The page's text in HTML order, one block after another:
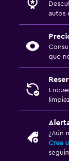
autos
que
¿Aún
Crea